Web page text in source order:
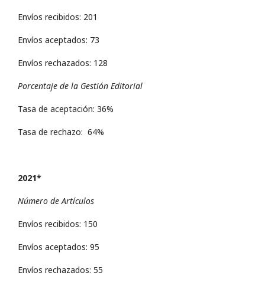
Envíos recibidos: 201
Envíos aceptados: 73
Envíos rechazados: 128
Porcentaje de la Gestión Editorial
Tasa de aceptación: 36%
Tasa de rechazo: 64%
2021*
Número de Artículos
Envíos recibidos: 150
Envíos aceptados: 95
Envíos rechazados: 55